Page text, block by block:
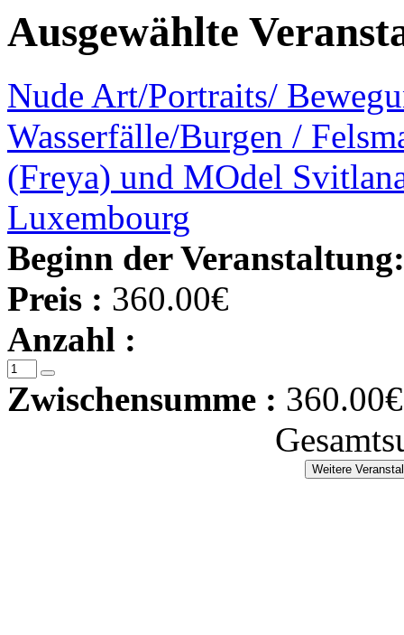
Ausgewählte
Nude Art/Portraits/
Wasserfälle/Burgen /
(Freya) und MOdel
Luxembourg
Beginn der
Preis : 360.00€
Anzahl :
Zwischensumme : 360.00€
Weitere